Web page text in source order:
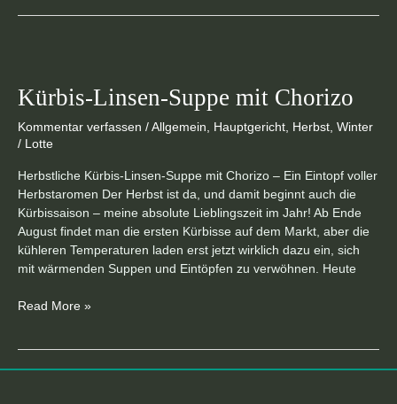
Kürbis-Linsen-Suppe mit Chorizo
Kommentar verfassen / Allgemein Hauptgericht Herbst Winter
/
Lotte
Herbstliche Kürbis-Linsen-Suppe mit Chorizo – Ein Eintopf voller
Herbstaromen Der Herbst ist da, und damit beginnt auch die
Kürbissaison – meine absolute Lieblingszeit im Jahr! Ab Ende
August findet man die ersten Kürbisse auf dem Markt, aber die
kühleren Temperaturen laden erst jetzt wirklich dazu ein, sich
mit wärmenden Suppen und Eintöpfen zu verwöhnen. Heute
Suppe
Chorizo
Read More »